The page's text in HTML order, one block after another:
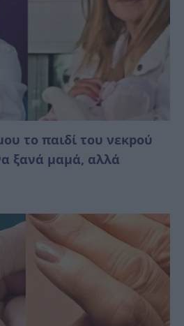
το παιδί του νεκpού
ξανά μαμά, αλλά